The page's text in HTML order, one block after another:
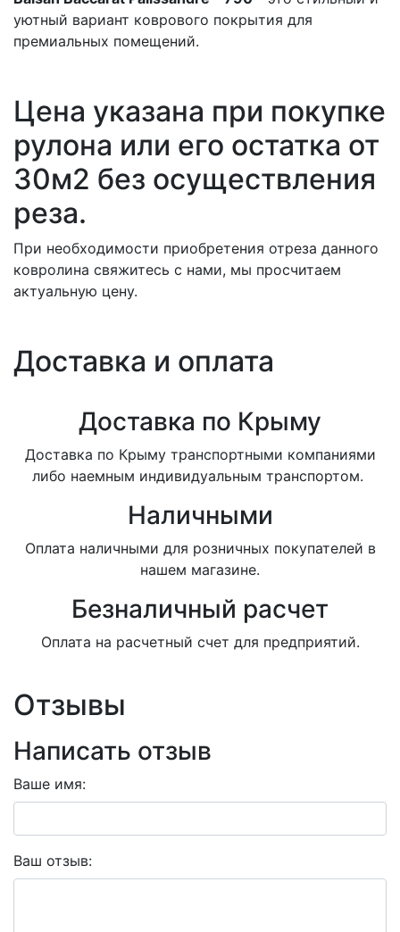
уютный вариант коврового покрытия для
премиальных помещений.
Цена указана при покупке
рулона или его остатка от
30м2 без осуществления
реза.
При необходимости приобретения отреза данного
ковролина свяжитесь с нами, мы просчитаем
актуальную цену.
Доставка и оплата
Доставка по Крыму
Доставка по Крыму транспортными компаниями
либо наемным индивидуальным транспортом.
Наличными
Оплата наличными для розничных покупателей в
нашем магазине.
Безналичный расчет
Оплата на расчетный счет для предприятий.
Отзывы
Написать отзыв
Ваше имя:
Ваш отзыв: